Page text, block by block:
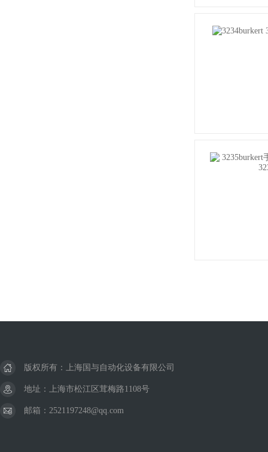
版权所有：上海国与自动化设备有限公司
地址：上海市松江区茸梅路1108号
邮箱：2521197248@qq.com